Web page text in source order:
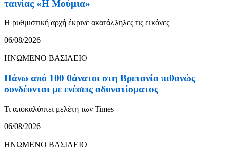
ταινίας «Η Μούμια»
Η ρυθμιστική αρχή έκρινε ακατάλληλες τις εικόνες
06/08/2026
ΗΝΩΜΕΝΟ ΒΑΣΙΛΕΙΟ
Πάνω από 100 θάνατοι στη Βρετανία πιθανώς
συνδέονται με ενέσεις αδυνατίσματος
Τι αποκαλύπτει μελέτη των Times
06/08/2026
ΗΝΩΜΕΝΟ ΒΑΣΙΛΕΙΟ